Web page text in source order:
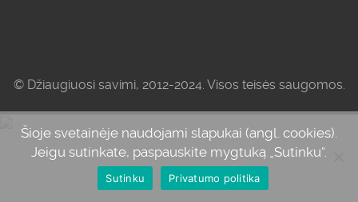
© Džiaugiuosi savimi, 2012-2024. Visos teisės saugomos.
Šioje svetainėje naudojami slapukai (angl. cookies).
Jeigu sutinkate, paspauskite mygtuką „Sutinku“.
Sutinku Privatumo politika